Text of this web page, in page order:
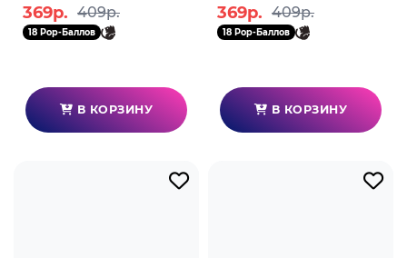
369р. 409р.
18 Pop-Баллов
В КОРЗИНУ
369р. 409р.
18 Pop-Баллов
В КОРЗИНУ